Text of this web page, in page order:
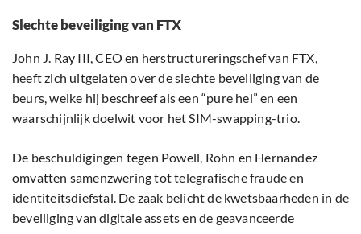
Slechte beveiliging van FTX
John J. Ray III, CEO en herstructureringschef van FTX,
heeft zich uitgelaten over de slechte beveiliging van de
beurs, welke hij beschreef als een “pure hel” en een
waarschijnlijk doelwit voor het SIM-swapping-trio.
De beschuldigingen tegen Powell, Rohn en Hernandez
omvatten samenzwering tot telegrafische fraude en
identiteitsdiefstal. De zaak belicht de kwetsbaarheden in de
beveiliging van digitale assets en de geavanceerde